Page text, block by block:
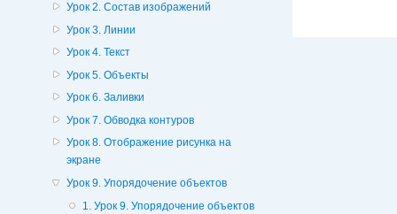
Урок 2. Состав изображений
Урок 3. Линии
Урок 4. Текст
Урок 5. Объекты
Урок 6. Заливки
Урок 7. Обводка контуров
Урок 8. Отображение рисунка на
экране
Урок 9. Упорядочение объектов
1. Урок 9. Упорядочение объектов